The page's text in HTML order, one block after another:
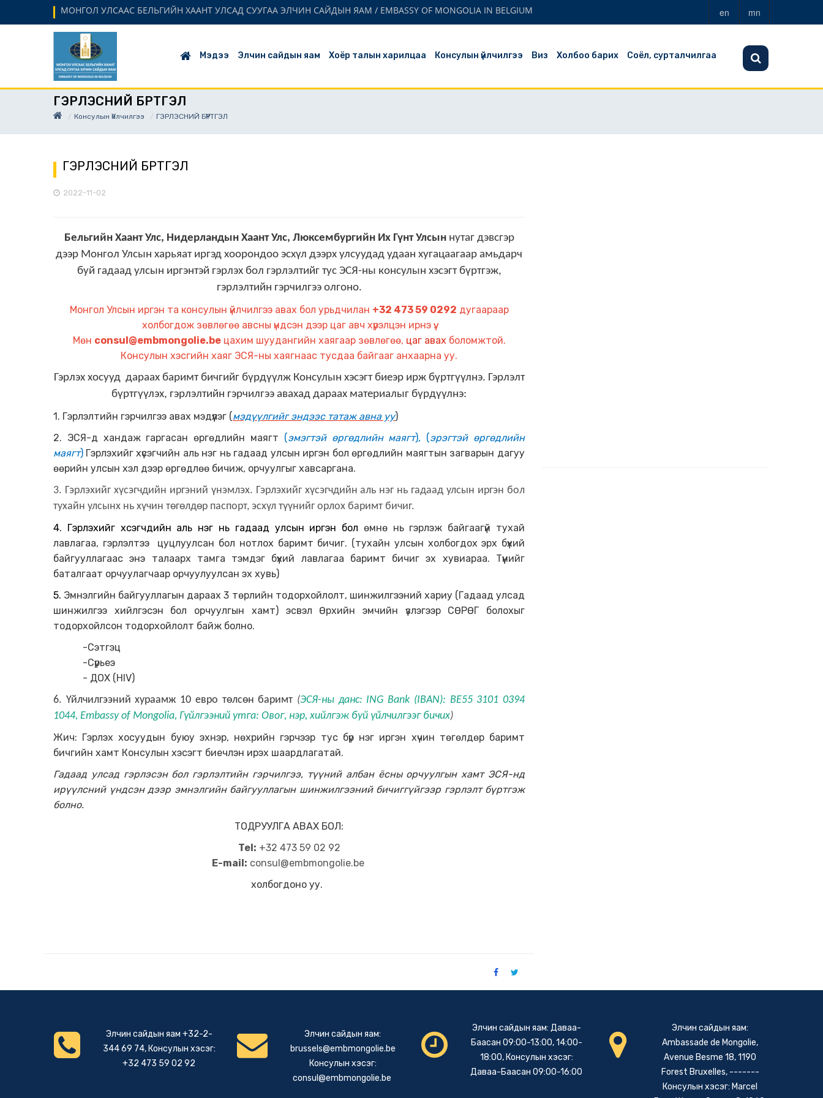
МОНГОЛ УЛСААС БЕЛЬГИЙН ХААНТ УЛСАД СУУГАА ЭЛЧИН САЙДЫН ЯАМ / EMBASSY OF MONGOLIA IN BELGIUM en mn
Мэдээ Элчин сайдын яам Хоёр талын харилцаа Консулын үйлчилгээ Виз Холбоо барих Соёл, сурталчилгаа
ГЭРЛЭСНИЙ БҮРТГЭЛ
Консулын Үйлчилгээ ГЭРЛЭСНИЙ БҮРТГЭЛ
ГЭРЛЭСНИЙ БҮРТГЭЛ
2022-11-02
Бельгийн Хаант Улс, Нидерландын Хаант Улс, Люксембургийн Их Гүнт Улсыннутаг дэвсгэр
дээр Монгол Улсын харьяат иргэд хоорондоо эсхүл дээрх улсуудад удаан хугацаагаар амьдарч
буй гадаад улсын иргэнтэй гэрлэх бол гэрлэлтийг тус ЭСЯ-ны консулын хэсэгт бүртгэж,
гэрлэлтийн гэрчилгээ олгоно.
Монгол Улсын иргэн та консулын үйлчилгээ авах бол урьдчилан +32 473 59 0292 дугаараар
холбогдож зөвлөгөө авсны үндсэн дээр цаг авч хүрэлцэн ирнэ үү.
Мөн consul@embmongolie.beцахим шуудангийн хаягаар зөвлөгөө, цаг авах боломжтой.
Консулын хэсгийн хаяг ЭСЯ-ны хаягнаас тусдаа байгааг анхаарна уу.
Гэрлэх хосууд дараах баримт бичгийг бүрдүүлж Консулын хэсэгт биеэр ирж бүртгүүлнэ. Гэрлэлт
бүртгүүлэх, гэрлэлтийн гэрчилгээ авахад дараах материалыг бүрдүүлнэ:
1. Гэрлэлтийн гэрчилгээ авах мэдүүлэг (мэдүүлгийг эндээс татаж авна уу)
2. ЭСЯ-д хандаж гаргасан өргөдлийн маягт (эмэгтэй өргөдлийн маягт), (эрэгтэй өргөдлийн
маягт) Гэрлэхийг хүсэгчийн аль нэг нь гадаад улсын иргэн бол өргөдлийн маягтын загварын дагуу
өөрийн улсын хэл дээр өргөдлөө бичиж, орчуулгыг хавсаргана.
3. Гэрлэхийг хүсэгчдийн иргэний үнэмлэх. Гэрлэхийг хүсэгчдийн аль нэг нь гадаад улсын иргэн бол
тухайн улсынх нь хүчин төгөлдөр паспорт, эсхүл түүнийг орлох баримт бичиг.
4. Гэрлэхийг хүсэгчдийн аль нэг нь гадаад улсын иргэн бол өмнө нь гэрлэж байгаагүй тухай
лавлагаа, гэрлэлтээ цуцлуулсан бол нотлох баримт бичиг. (тухайн улсын холбогдох эрх бүхий
байгууллагаас энэ талаарх тамга тэмдэг бүхий лавлагаа баримт бичиг эх хувиараа. Түүнийг
баталгаат орчуулагчаар орчуулуулсан эх хувь)
5. Эмнэлгийн байгууллагын дараах 3 төрлийн тодорхойлолт, шинжилгээний хариу (Гадаад улсад
шинжилгээ хийлгэсэн бол орчуулгын хамт) эсвэл Өрхийн эмчийн үзлэгээр СӨРӨГ болохыг
тодорхойлсон тодорхойлолт байж болно.
-Сэтгэц
-Сүрьеэ
- ДОХ (HIV)
6. Үйлчилгээний хураамж 10 евро төлсөн баримт (ЭСЯ-ны данс: ING Bank (IBAN): BE55 3101 0394
1044, Embassy of Mongolia, Гүйлгээний утга: Овог, нэр, хийлгэж буй үйлчилгээг бичих)
Жич: Гэрлэх хосуудын буюу эхнэр, нөхрийн гэрчээр тус бүр нэг иргэн хүчин төгөлдөр баримт
бичгийн хамт Консулын хэсэгт биечлэн ирэх шаардлагатай.
Гадаад улсад гэрлэсэн бол гэрлэлтийн гэрчилгээ, түүний албан ёсны орчуулгын хамт ЭСЯ-нд
ирүүлсний үндсэн дээр эмнэлгийн байгууллагын шинжилгээний бичиггүйгээр гэрлэлт бүртгэж
болно.
ТОДРУУЛГА АВАХ БОЛ:
Tel: +32 473 59 02 92
E-mail: consul@embmongolie.be
холбогдоно уу.
Элчин сайдын яам +32-2-
344 69 74, Консулын хэсэг:
+32 473 59 02 92
Элчин сайдын яам:
brussels@embmongolie.be
Консулын хэсэг:
consul@embmongolie.be
Элчин сайдын яам: Даваа-
Баасан 09:00-13:00, 14:00-
18:00, Консулын хэсэг:
Даваа-Баасан 09:00-16:00
Элчин сайдын яам:
Ambassade de Mongolie,
Avenue Besme 18, 1190
Forest Bruxelles, -------
Консулын хэсэг: Marcel